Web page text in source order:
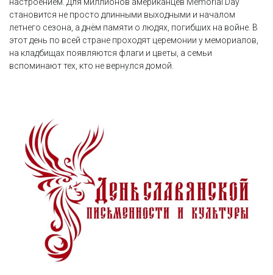
становится не просто длинными выходными и началом
летнего сезона, а днём памяти о людях, погибших на войне. В
этот день по всей стране проходят церемонии у мемориалов,
на кладбищах появляются флаги и цветы, а семьи
вспоминают тех, кто не вернулся домой.